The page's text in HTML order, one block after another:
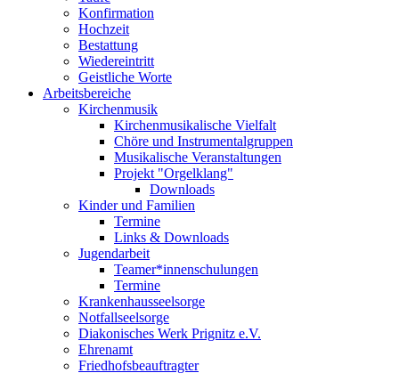
Konfirmation
Hochzeit
Bestattung
Wiedereintritt
Geistliche Worte
Arbeitsbereiche
Kirchenmusik
Kirchenmusikalische Vielfalt
Chöre und Instrumentalgruppen
Musikalische Veranstaltungen
Projekt "Orgelklang"
Downloads
Kinder und Familien
Termine
Links & Downloads
Jugendarbeit
Teamer*innenschulungen
Termine
Krankenhausseelsorge
Notfallseelsorge
Diakonisches Werk Prignitz e.V.
Ehrenamt
Friedhofsbeauftragter